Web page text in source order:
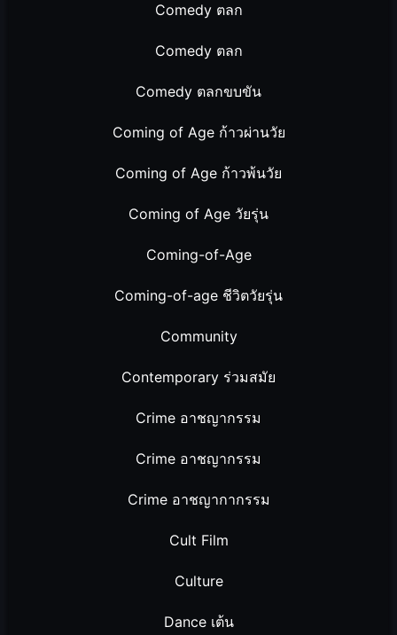
Comedy ตลก
Comedy ตลก
Comedy ตลกขบขัน
Coming of Age ก้าวผ่านวัย
Coming of Age ก้าวพ้นวัย
Coming of Age วัยรุ่น
Coming-of-Age
Coming-of-age ชีวิตวัยรุ่น
Community
Contemporary ร่วมสมัย
Crime อาชญากรรม
Crime อาชญากรรม
Crime อาชญากากรรม
Cult Film
Culture
Dance เต้น